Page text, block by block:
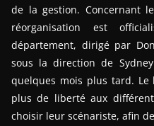
de la gestion. Concernant
réorganisation est
département, dirigé par
sous la direction de
quelques mois plus tard.
plus de liberté aux
choisir leur scénariste, afin